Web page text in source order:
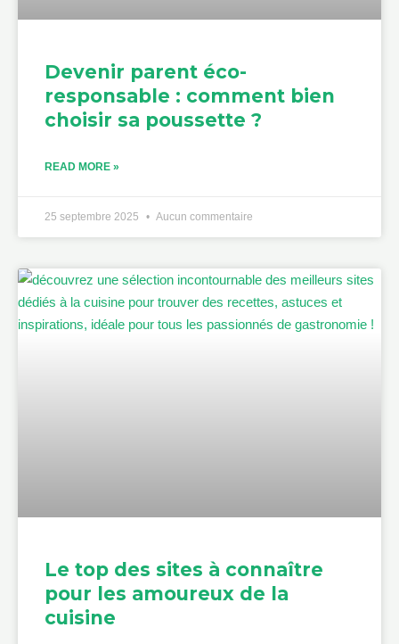
Devenir parent éco-
responsable : comment bien
choisir sa poussette ?
READ MORE »
25 septembre 2025 Aucun commentaire
Le top des sites à connaître
pour les amoureux de la
cuisine